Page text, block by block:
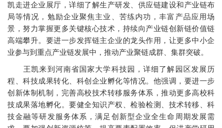
凯走进企业展厅，详细了解生产研发、供应链建设和产业链布
局等情况，勉励企业聚焦主业、苦练内功，丰富产品应用场
景，努力掌握更多关键核心技术，持续向产业链创新链价值链
高端攀升。要进一步发挥链主企业的龙头作用，让更多中小企
业参与到重点产业链发展中，推动产业聚链成群、集群突破。
王凯来到河南省国家大学科技园，详细了解园区发展历
程、科技成果转化、科创企业孵化等情况。他强调，要进一步
创新体制机制，完善高校技术转移服务体系，推动更多高校科
技成果落地孵化。要健全知识产权、检验检测、技术转移、科
技金融等研发服务体系，满足创新型企业全生命周期发展需